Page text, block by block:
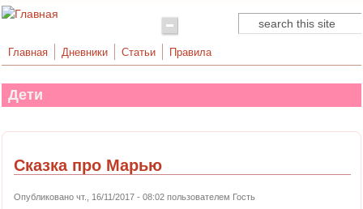
Форма поиска
Поиск
Главная Дневники Статьи Правила
Дети
Сказка про Марью
Опубликовано чт., 16/11/2017 - 08:02 пользователем Гость